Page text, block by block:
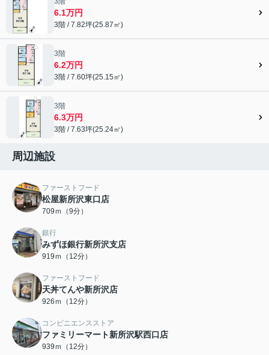
6.1万円
3階 / 7.82坪(25.87㎡)
3階
6.2万円
3階 / 7.60坪(25.15㎡)
3階
6.3万円
3階 / 7.63坪(25.24㎡)
周辺施設
ファーストフード
松屋新所沢東口店
709ｍ（9分）
銀行
みずほ銀行新所沢支店
919ｍ（12分）
ファーストフード
天丼てんや新所沢店
926ｍ（12分）
コンビニエンスストア
ファミリーマート新所沢駅西口店
939ｍ（12分）